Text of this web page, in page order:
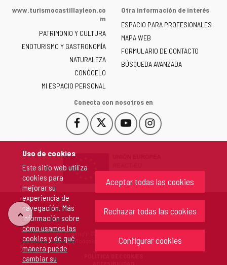
Uso de cookies
Este sitio web utiliza
cookies para
mejorar su
experiencia de
navegación. Más
información sobre
cómo usamos las
cookies y de qué
manera puede
cambiar su
Aceptar todas las cookies
Rechazar todas las cookies
Configurar cookies
la
de
Castilla
y
León
-
www.turismocastillayleon.co
m
PATRIMONIO Y CULTURA
ENOTURISMO Y GASTRONOMÍA
NATURALEZA
CONÓCELO
MI ESPACIO PERSONAL
Otra información de interés
ESPACIO PARA PROFESIONALES
MAPA WEB
FORMULARIO DE CONTACTO
BÚSQUEDA AVANZADA
Conecta con nosotros en
Facebook
Este
enlace
en
nueva.
Este
enlace
una
ventana
nueva.
YouTube
Este
enlace
una
ventana
nueva.
Instagram
Este
enlace
una
ventana
nueva.
"Volver
arriba"
Copyright 2026 - Junta de Castilla y León
Todos los derechos reservados.